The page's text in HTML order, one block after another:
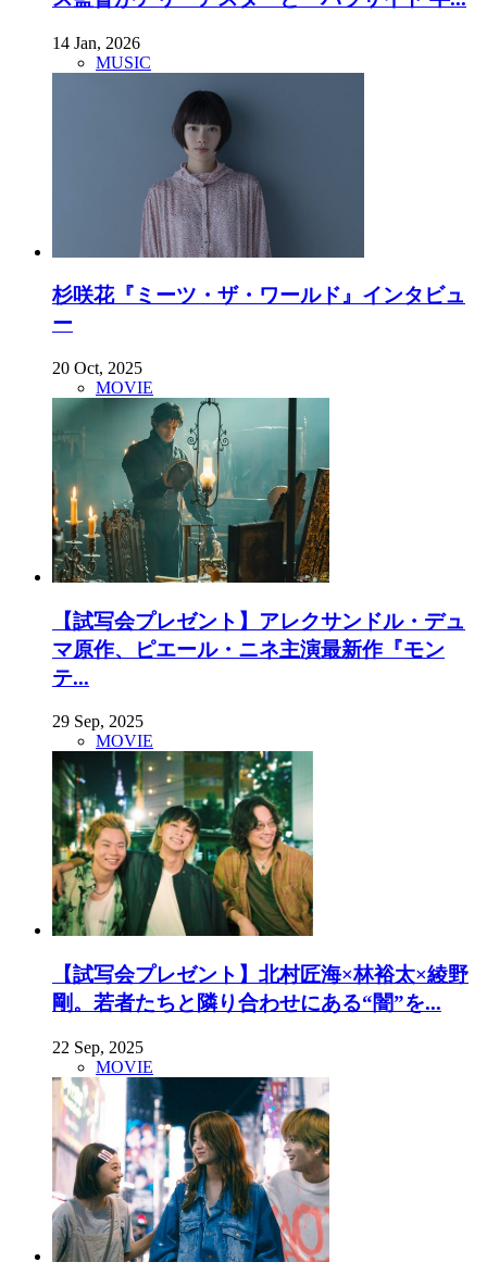
14 Jan, 2026
MUSIC
杉咲花『ミーツ・ザ・ワールド』インタビュ
ー
20 Oct, 2025
MOVIE
【試写会プレゼント】アレクサンドル・デュ
マ原作、ピエール・ニネ主演最新作『モン
テ...
29 Sep, 2025
MOVIE
【試写会プレゼント】北村匠海×林裕太×綾野
剛。若者たちと隣り合わせにある“闇”を...
22 Sep, 2025
MOVIE